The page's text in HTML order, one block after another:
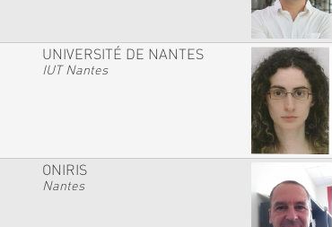
UNIVERSITÉ DE NANTES
IUT Nantes
ONIRIS
Nantes